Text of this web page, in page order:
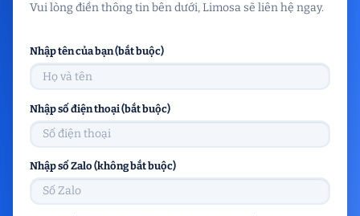
Vui lòng điền thông tin bên dưới, Limosa sẽ liên hệ ngay.
Nhập tên của bạn (bắt buộc)
Nhập số điện thoại (bắt buộc)
Nhập số Zalo (không bắt buộc)